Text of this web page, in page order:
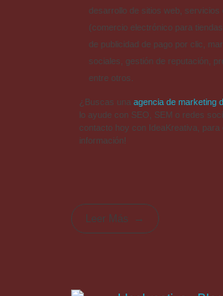
desarrollo de sitios web, servicios
(comercio electrónico para
de publicidad de pago por clic,
sociales, gestión de reputación,
entre otros.
¿Buscas una agencia de marketing
lo ayude con SEO, SEM o redes
contacto hoy con IdeaKreativa, para
información!
Leer Más